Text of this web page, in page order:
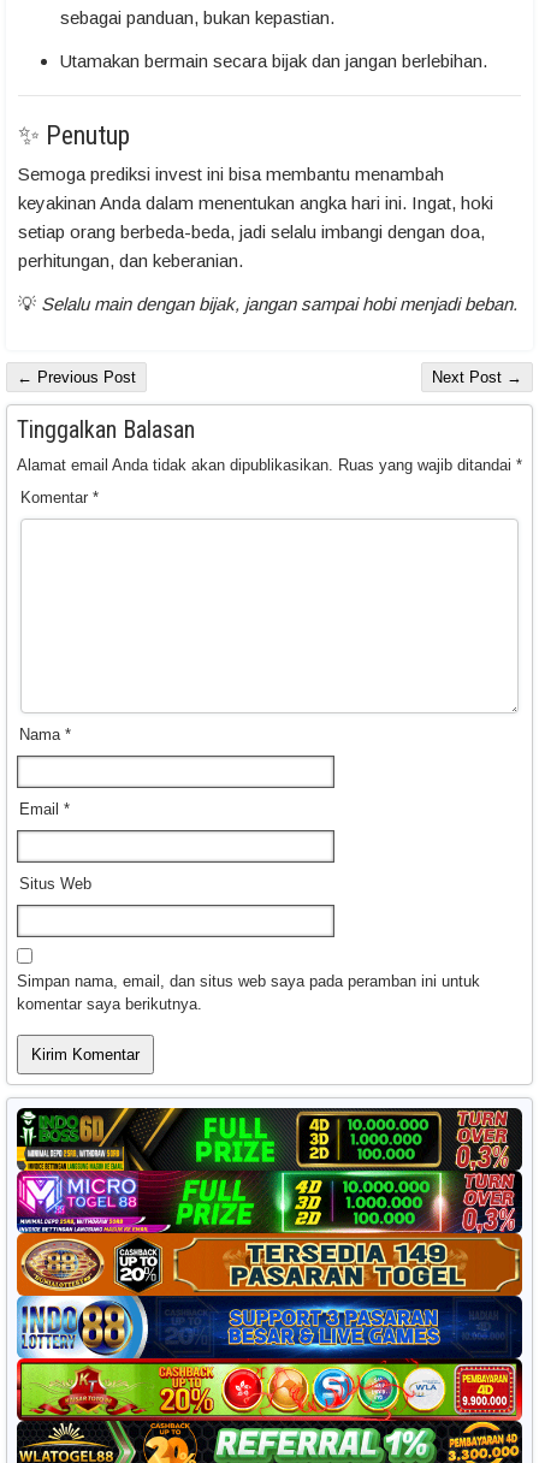
sebagai panduan, bukan kepastian.
Utamakan bermain secara bijak dan jangan berlebihan.
✨ Penutup
Semoga prediksi invest ini bisa membantu menambah
keyakinan Anda dalam menentukan angka hari ini. Ingat, hoki
setiap orang berbeda-beda, jadi selalu imbangi dengan doa,
perhitungan, dan keberanian.
💡 Selalu main dengan bijak, jangan sampai hobi menjadi beban.
← Previous Post Next Post →
Tinggalkan Balasan
Alamat email Anda tidak akan dipublikasikan. Ruas yang wajib ditandai *
Komentar *
Nama *
Email *
Situs Web
Simpan nama, email, dan situs web saya pada peramban ini untuk
komentar saya berikutnya.